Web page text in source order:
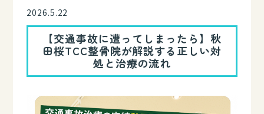
2026.5.22
【交通事故に遭ってしまったら】秋
田桜TCC整骨院が解説する正しい対
処と治療の流れ